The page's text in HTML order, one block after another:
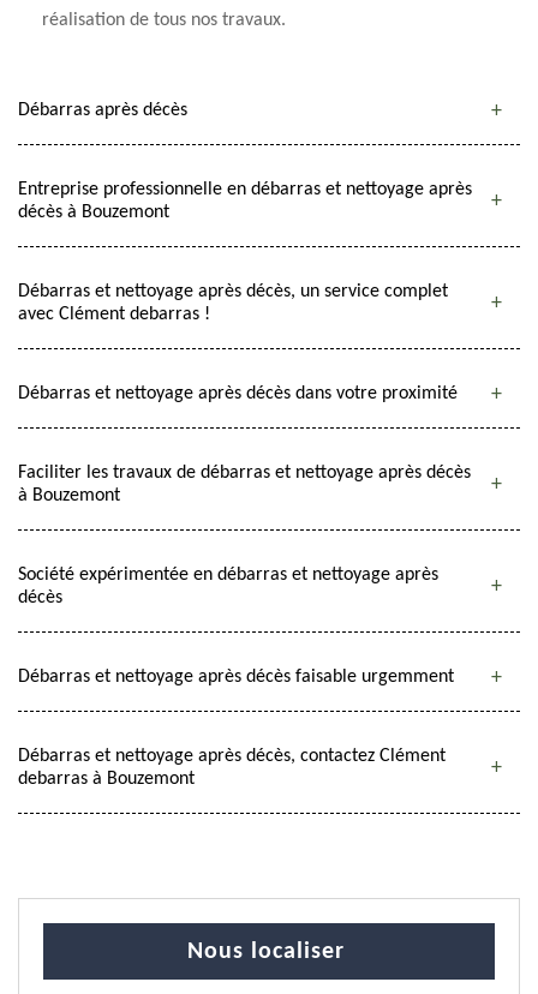
réalisation de tous nos travaux.
Débarras après décès
Entreprise professionnelle en débarras et nettoyage après
décès à Bouzemont
Débarras et nettoyage après décès, un service complet
avec Clément debarras !
Débarras et nettoyage après décès dans votre proximité
Faciliter les travaux de débarras et nettoyage après décès
à Bouzemont
Société expérimentée en débarras et nettoyage après
décès
Débarras et nettoyage après décès faisable urgemment
Débarras et nettoyage après décès, contactez Clément
debarras à Bouzemont
Nous localiser